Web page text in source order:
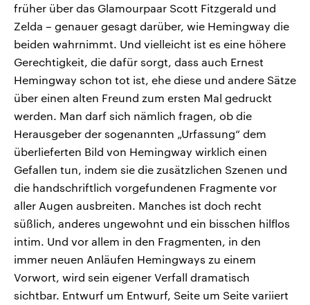
früher über das Glamourpaar Scott Fitzgerald und
Zelda – genauer gesagt darüber, wie Hemingway die
beiden wahrnimmt. Und vielleicht ist es eine höhere
Gerechtigkeit, die dafür sorgt, dass auch Ernest
Hemingway schon tot ist, ehe diese und andere Sätze
über einen alten Freund zum ersten Mal gedruckt
werden. Man darf sich nämlich fragen, ob die
Herausgeber der sogenannten „Urfassung“ dem
überlieferten Bild von Hemingway wirklich einen
Gefallen tun, indem sie die zusätzlichen Szenen und
die handschriftlich vorgefundenen Fragmente vor
aller Augen ausbreiten. Manches ist doch recht
süßlich, anderes ungewohnt und ein bisschen hilflos
intim. Und vor allem in den Fragmenten, in den
immer neuen Anläufen Hemingways zu einem
Vorwort, wird sein eigener Verfall dramatisch
sichtbar. Entwurf um Entwurf, Seite um Seite variiert